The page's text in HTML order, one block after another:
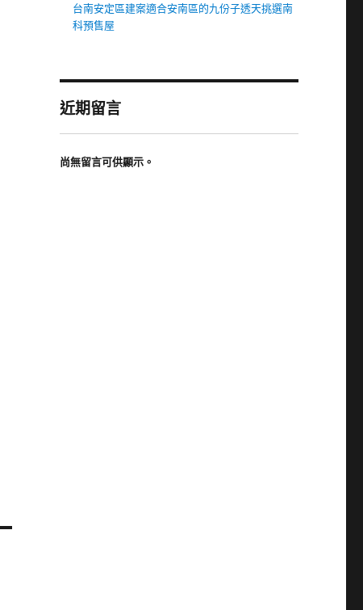
台南安定區建案適合安南區的九份子透天挑選南
科預售屋
近期留言
尚無留言可供顯示。